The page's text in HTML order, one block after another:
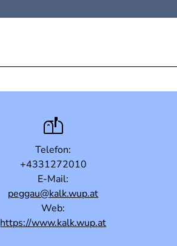
Telefon:
+4331272010
E-Mail:
peggau@kalk.wup.at
Web:
https://www.kalk.wup.at